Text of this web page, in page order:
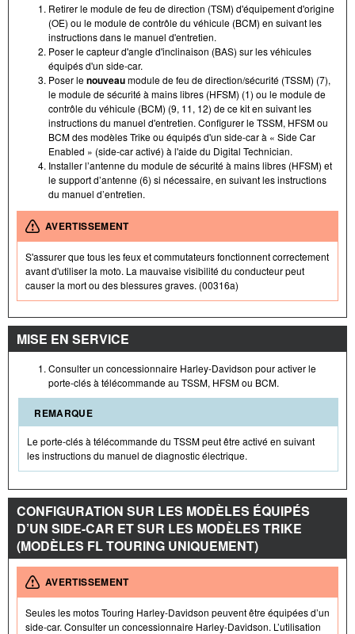
Retirer le module de feu de direction (TSM) d'équipement d'origine
(OE) ou le module de contrôle du véhicule (BCM) en suivant les
instructions dans le manuel d'entretien.
Poser le capteur d'angle d'inclinaison (BAS) sur les véhicules
équipés d'un side-car.
Poser lenouveaumodule de feu de direction/sécurité (TSSM) (7),
le module de sécurité à mains libres (HFSM) (1) ou le module de
contrôle du véhicule (BCM) (9, 11, 12) de ce kit en suivant les
instructions du manuel d'entretien. Configurer le TSSM, HFSM ou
BCM des modèles Trike ou équipés d'un side-car à « Side Car
Enabled » (side-car activé) à l'aide du Digital Technician.
Installer l’antenne du module de sécurité à mains libres (HFSM) et
le support d’antenne (6) si nécessaire, en suivant les instructions
du manuel d’entretien.
AVERTISSEMENT
S'assurer que tous les feux et commutateurs fonctionnent correctement
avant d'utiliser la moto. La mauvaise visibilité du conducteur peut
causer la mort ou des blessures graves. (00316a)
MISE EN SERVICE
Consulter un concessionnaire Harley-Davidson pour activer le
porte-clés à télécommande au TSSM, HFSM ou BCM.
REMARQUE
Le porte-clés à télécommande du TSSM peut être activé en suivant
les instructions du manuel de diagnostic électrique.
CONFIGURATION SUR LES MODÈLES ÉQUIPÉS
D’UN SIDE-CAR ET SUR LES MODÈLES TRIKE
(MODÈLES FL TOURING UNIQUEMENT)
AVERTISSEMENT
Seules les motos Touring Harley-Davidson peuvent être équipées d’un
side-car. Consulter un concessionnaire Harley-Davidson. L’utilisation